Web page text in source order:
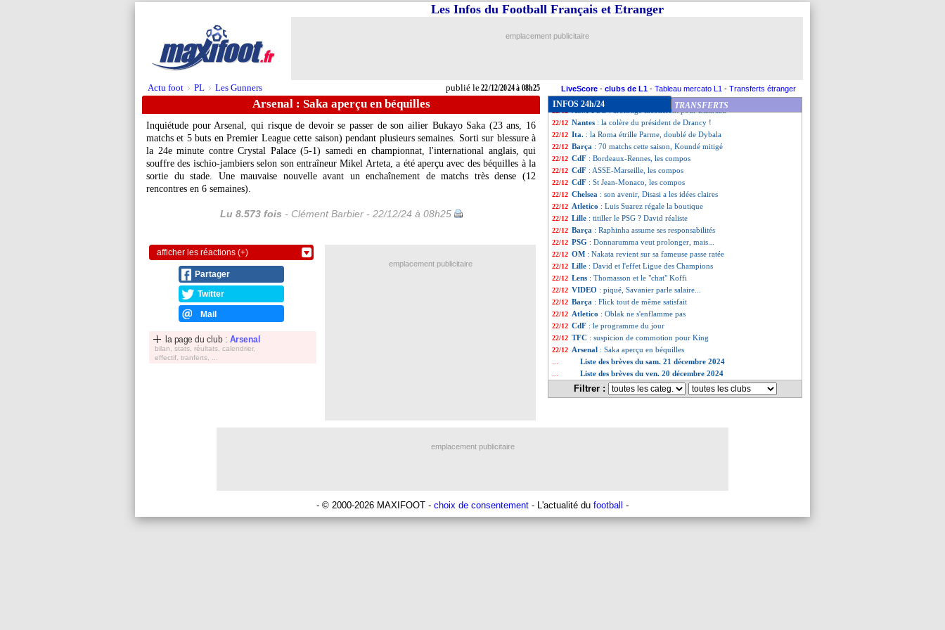
Actu foot > PL > Les Gunners publié le22/12/2024 à 08h25
Les Infos du Football Français et Etranger
emplacement publicitaire
LiveScore - clubs de L1 - Tableau mercato L1 - Transferts étranger
Arsenal : Saka aperçu en béquilles
Inquiétude pour Arsenal, qui risque de devoir se passer de son ailier Bukayo Saka (23 ans, 16
matchs et 5 buts en Premier League cette saison) pendant plusieurs semaines. Sorti sur blessure à
la 24e minute contre Crystal Palace (5-1) samedi en championnat, l'international anglais, qui
souffre des ischio-jambiers selon son entraîneur Mikel Arteta, a été aperçu avec des béquilles à la
sortie du stade. Une mauvaise nouvelle avant un enchaînement de matchs très dense (12
rencontres en 6 semaines).
Lu 8.573 fois - Clément Barbier - 22/12/24 à 08h25
afficher les réactions (+)
Partager
Twitter
Mail
la page du club : Arsenal
bilan, stats, réultats, calendrier,
effectif, tranferts, ...
INFOS 24h/24 TRANSFERTS
22/12 Ang.: Chelsea coince à Everton
22/12 CdF: St Jean 1-4 Monaco (fini)
22/12 CdF: Still-Mutzig 1-3 Reims (fini)
22/12 Lille: Pep Genesio, l'aveu de David
22/12 Man Utd: aucun regret pour Yoro
: arbitrage incohérent pour Lizarazu
22/12 Nantes : la colère du président de Drancy !
22/12 Ita. : la Roma étrille Parme, doublé de Dybala
22/12 Barça : 70 matchs cette saison, Koundé mitigé
22/12 CdF : Bordeaux-Rennes, les compos
22/12 CdF : ASSE-Marseille, les compos
22/12 CdF : St Jean-Monaco, les compos
22/12 Chelsea : son avenir, Disasi a les idées claires
22/12 Atletico : Luis Suarez régale la boutique
22/12 Lille : titiller le PSG ? David réaliste
22/12 Barça : Raphinha assume ses responsabilités
22/12 PSG : Donnarumma veut prolonger, mais...
22/12 OM : Nakata revient sur sa fameuse passe ratée
22/12 Lille : David et l'effet Ligue des Champions
22/12 Lens : Thomasson et le "chat" Koffi
22/12 VIDEO : piqué, Savanier parle salaire...
22/12 Barça : Flick tout de même satisfait
22/12 Atletico : Oblak ne s'enflamme pas
22/12 CdF : le programme du jour
22/12 TFC : suspicion de commotion pour King
22/12 Arsenal : Saka aperçu en béquilles
Liste des brèves du sam. 21 décembre 2024
Liste des brèves du ven. 20 décembre 2024
Filtrer :
emplacement publicitaire
emplacement publicitaire
- © 2000-2026 MAXIFOOT - choix de consentement - L'actualité du football -